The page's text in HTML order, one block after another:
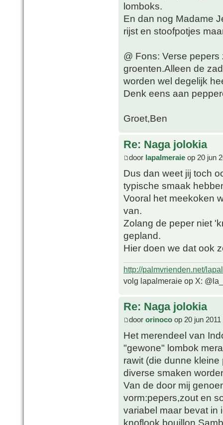
lomboks.
En dan nog Madame
rijst en stoofpotjes
@ Fons: Verse
groenten.Alleen de
worden wel degelijk
Denk eens aan
Groet,Ben
Re: Naga jolokia
door lapalmeraie op 20 jun
Dus dan weet jij toch
typische smaak
Vooral het meekoken
van.
Zolang de peper niet
gepland.
Hier doen we dat ook
http://palmvrienden.net/
volg lapalmeraie op X:
Re: Naga jolokia
door orinoco op 20 jun 2011
Het merendeel van
"gewone" lombok
rawit (die dunne
diverse smaken
Van de door mij
vorm:pepers,zout en
variabel maar bevat in